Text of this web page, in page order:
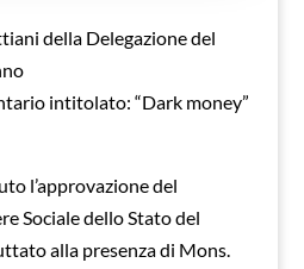
della Delegazione del
intitolato: “Dark money”
l’approvazione del
Sociale dello Stato del
alla presenza di Mons.